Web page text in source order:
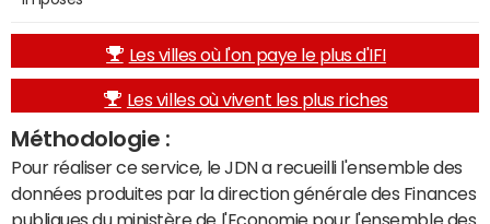
Les villes où l'on paye le plus d'IFI
Les villes où vivent les plus riches
Méthodologie :
Pour réaliser ce service, le JDN a recueilli l'ensemble des
données produites par la direction générale des Finances
publiques du ministère de l'Economie pour l'ensemble des